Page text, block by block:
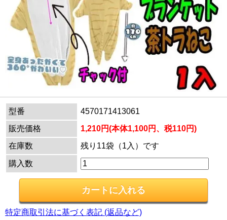
型番
4570171413061
販売価格
1,210円(本体1,100円、税110円)
在庫数
残り11袋（1入）です
購入数
特定商取引法に基づく表記 (返品など)